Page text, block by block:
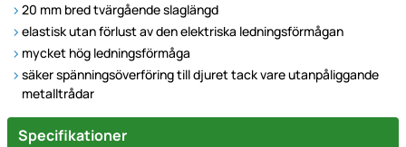
20 mm bred tvärgående slaglängd
elastisk utan förlust av den elektriska ledningsförmågan
mycket hög ledningsförmåga
säker spänningsöverföring till djuret tack vare utanpåliggande
metalltrådar
Specifikationer